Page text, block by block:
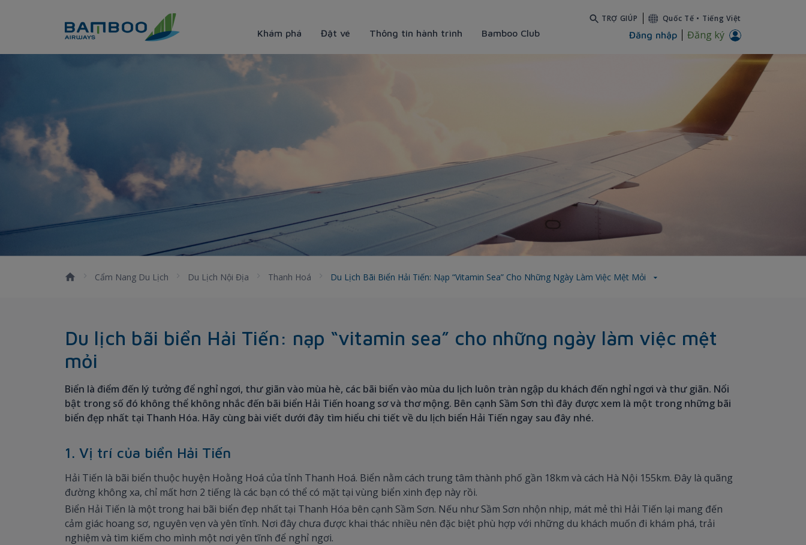
Khám phá Đặt vé Thông tin hành trình Bamboo Club
TRỢ GIÚP Quốc Tế • Tiếng Việt
Đăng nhập Đăng ký
Du lịch bãi biển Hải Tiến: nạp “vitamin sea” cho những ngày làm việc mệt mỏi
Cẩm Nang Du Lịch Du Lịch Nội Địa Thanh Hoá Du Lịch Bãi Biển Hải Tiến: Nạp “vitamin Sea” Cho Những Ngày Làm Việc Mệt Mỏi
Du lịch bãi biển Hải Tiến: nạp “vitamin sea” cho những ngày làm việc mệt
mỏi
Biển là điểm đến lý tưởng để nghỉ ngơi, thư giãn vào mùa hè, các bãi biển vào mùa du lịch luôn tràn ngập du khách đến nghỉ ngơi và thư giãn. Nổi
bật trong số đó không thể không nhắc đến bãi biển Hải Tiến hoang sơ và thơ mộng. Bên cạnh Sầm Sơn thì đây được xem là một trong những bãi
biển đẹp nhất tại Thanh Hóa. Hãy cùng bài viết dưới đây tìm hiểu chi tiết về du lịch biển Hải Tiến ngay sau đây nhé.
1. Vị trí của biển Hải Tiến
Hải Tiến là bãi biển thuộc huyện Hoằng Hoá của tỉnh Thanh Hoá. Biển nằm cách trung tâm thành phố gần 18km và cách Hà Nội 155km. Đây là quãng
đường không xa, chỉ mất hơn 2 tiếng là các bạn có thể có mặt tại vùng biển xinh đẹp này rồi.
Biển Hải Tiến là một trong hai bãi biển đẹp nhất tại Thanh Hóa bên cạnh Sầm Sơn. Nếu như Sầm Sơn nhộn nhịp, mát mẻ thì Hải Tiến lại mang đến
cảm giác hoang sơ, nguyên vẹn và yên tĩnh. Nơi đây chưa được khai thác nhiều nên đặc biệt phù hợp với những du khách muốn đi khám phá, trải
nghiệm và tìm kiếm cho mình một nơi yên tĩnh để nghỉ ngơi.